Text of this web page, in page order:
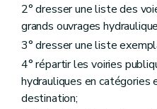
2° dresser une liste des
grands ouvrages
3° dresser une liste
4° répartir les voiries
hydrauliques en catégories
destination;